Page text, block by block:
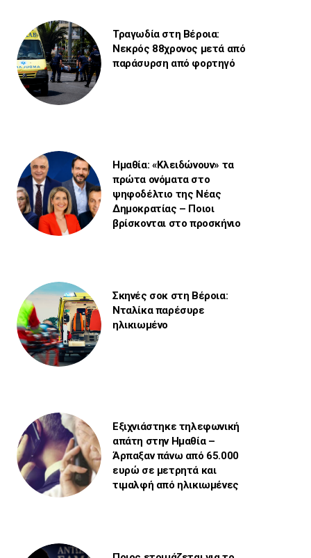
Τραγωδία στη Βέροια:
Νεκρός 88χρονος μετά από
παράσυρση από φορτηγό
Ημαθία: «Κλειδώνουν» τα
πρώτα ονόματα στο
ψηφοδέλτιο της Νέας
Δημοκρατίας – Ποιοι
βρίσκονται στο προσκήνιο
Σκηνές σοκ στη Βέροια:
Νταλίκα παρέσυρε
ηλικιωμένο
Εξιχνιάστηκε τηλεφωνική
απάτη στην Ημαθία –
Άρπαξαν πάνω από 65.000
ευρώ σε μετρητά και
τιμαλφή από ηλικιωμένες